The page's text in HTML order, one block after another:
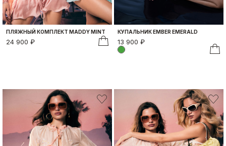
ПЛЯЖНЫЙ КОМПЛЕКТ MADDY MINT
24 900 ₽
КУПАЛЬНИК EMBER EMERALD
13 900 ₽